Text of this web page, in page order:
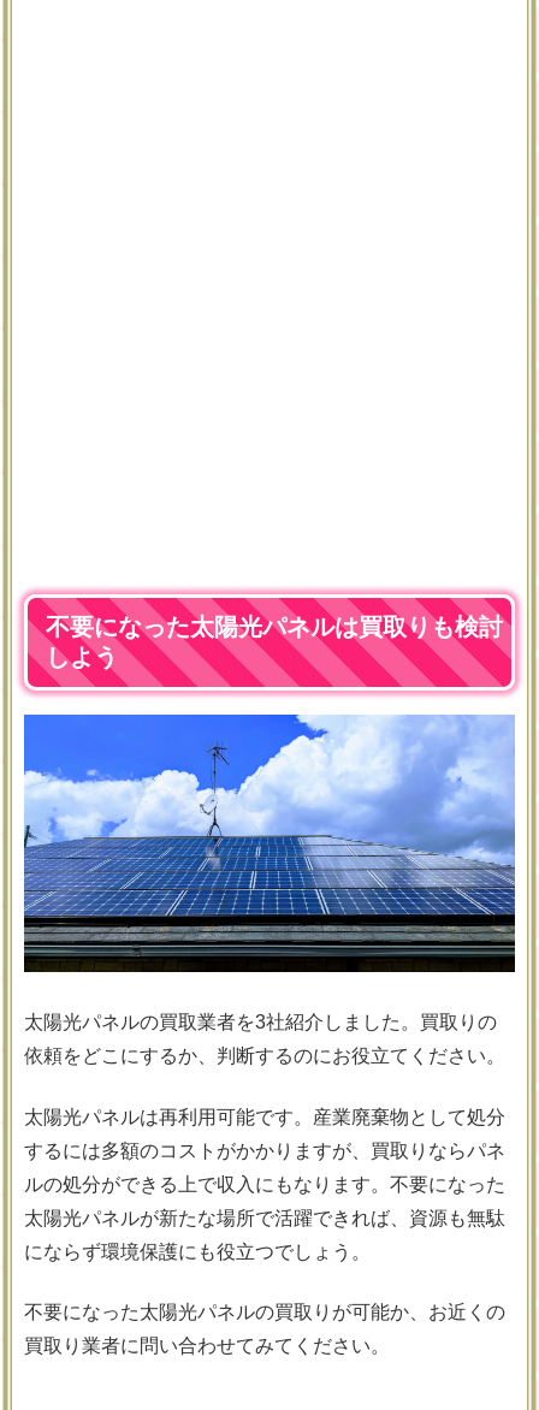
不要になった太陽光パネルは買取りも検討
しよう
太陽光パネルの買取業者を3社紹介しました。買取りの
依頼をどこにするか、判断するのにお役立てください。
太陽光パネルは再利用可能です。産業廃棄物として処分
するには多額のコストがかかりますが、買取りならパネ
ルの処分ができる上で収入にもなります。不要になった
太陽光パネルが新たな場所で活躍できれば、資源も無駄
にならず環境保護にも役立つでしょう。
不要になった太陽光パネルの買取りが可能か、お近くの
買取り業者に問い合わせてみてください。